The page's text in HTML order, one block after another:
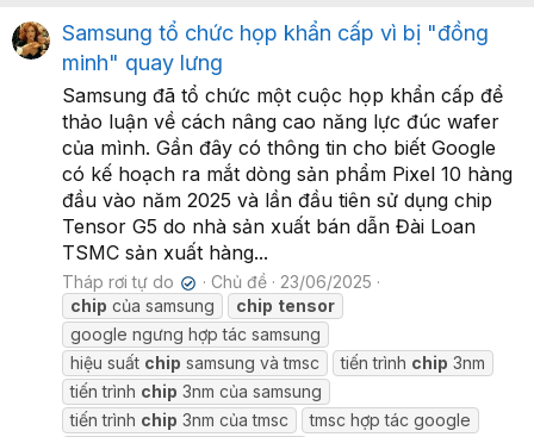
Samsung tổ chức họp khẩn cấp vì bị "đồng
minh" quay lưng
Samsung đã tổ chức một cuộc họp khẩn cấp để
thảo luận về cách nâng cao năng lực đúc wafer
của mình. Gần đây có thông tin cho biết Google
có kế hoạch ra mắt dòng sản phẩm Pixel 10 hàng
đầu vào năm 2025 và lần đầu tiên sử dụng chip
Tensor G5 do nhà sản xuất bán dẫn Đài Loan
TSMC sản xuất hàng...
Tháp rơi tự do ✔ Chủ đề
23/06/2025
chip của samsung chip tensor
google ngưng hợp tác samsung
hiệu suất chip samsung và tmsc tiến trình chip 3nm
tiến trình chip 3nm của samsung
tiến trình chip 3nm của tmsc
tmsc hợp tác google